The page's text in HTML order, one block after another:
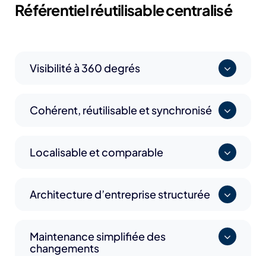
Référentiel réutilisable centralisé
Visibilité à 360 degrés
Cohérent, réutilisable et synchronisé
Localisable et comparable
Architecture d’entreprise structurée
Maintenance simplifiée des
changements